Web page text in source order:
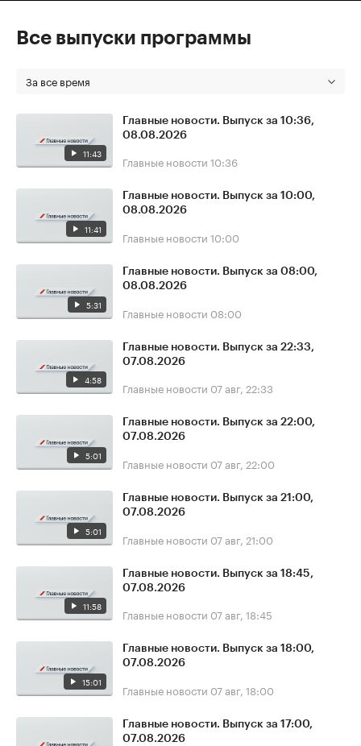
Все выпуски программы
За все время
11:43
Главные новости. Выпуск за 10:36,
08.08.2026
Главные новости 10:36
11:41
Главные новости. Выпуск за 10:00,
08.08.2026
Главные новости 10:00
5:31
Главные новости. Выпуск за 08:00,
08.08.2026
Главные новости 08:00
4:58
Главные новости. Выпуск за 22:33,
07.08.2026
Главные новости 07 авг, 22:33
5:01
Главные новости. Выпуск за 22:00,
07.08.2026
Главные новости 07 авг, 22:00
5:01
Главные новости. Выпуск за 21:00,
07.08.2026
Главные новости 07 авг, 21:00
11:58
Главные новости. Выпуск за 18:45,
07.08.2026
Главные новости 07 авг, 18:45
15:01
Главные новости. Выпуск за 18:00,
07.08.2026
Главные новости 07 авг, 18:00
Главные новости. Выпуск за 17:00,
07.08.2026